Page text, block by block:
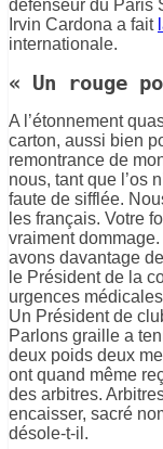
défenseur du Paris
Irvin Cardona a fait
internationale.
« Un rouge
A l’étonnement
carton, aussi bien
remontrance de
nous, tant que l’os
faute de sifflée.
les français. Votre
vraiment
avons davantage
le Président de la
urgences
Un Président de
Parlons graille a
deux poids deux
ont quand même
des arbitres.
encaisser, sacré
désole-t-il.